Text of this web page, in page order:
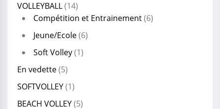
VOLLEYBALL(14)
Compétition et Entrainement(6)
Jeune/Ecole(6)
Soft Volley(1)
En vedette(5)
SOFTVOLLEY(1)
BEACH VOLLEY(5)